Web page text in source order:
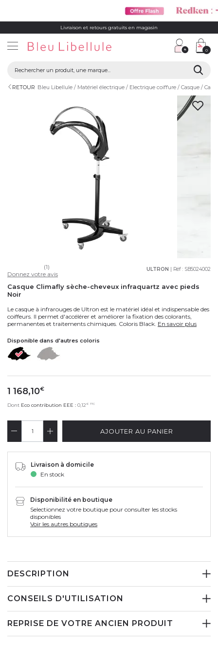
Livraison et retours gratuits en magasin
0
RETOUR Bleu Libellule Matériel électrique Electrique coiffure Casque
ULTRON | Réf : SB5024002
(1)
Donnez votre avis
Casque Climafly sèche-cheveux infraquartz avec pieds
Noir
Le casque à infrarouges de Ultron est le matériel idéal et indispensable des
coiffeurs. Il permet d'accélérer et améliorer la fixation des colorants,
permanentes et traitements chimiques. Coloris Black. En savoir plus
Disponible dans d'autres coloris
1 168,10€
Dont Eco contribution EEE : 0,12 € TTC
AJOUTER AU PANIER
Livraison à domicile
En stock
Disponibilité en boutique
Selectionnez votre boutique pour consulter les stocks
disponibles
Voir les autres boutiques
DESCRIPTION
CONSEILS D'UTILISATION
REPRISE DE VOTRE ANCIEN PRODUIT